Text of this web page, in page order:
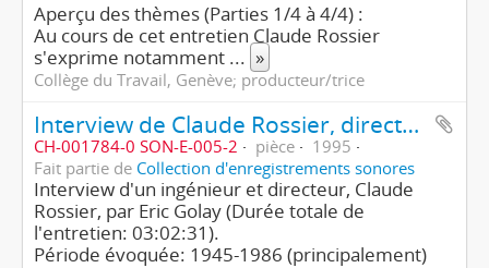
Aperçu des thèmes (Parties 1/4 à 4/4) :
Au cours de cet entretien Claude Rossier
s'exprime notamment ... »
Collège du Travail, Genève; producteur/trice
Interview de Claude Rossier, directeur (2ème partie/4)
CH-001784-0 SON-E-005-2 pièce
1995
Fait partie de Collection d'enregistrements sonores
Interview d'un ingénieur et directeur, Claude
Rossier, par Eric Golay (Durée totale de
l'entretien: 03:02:31).
Période évoquée: 1945-1986 (principalement)